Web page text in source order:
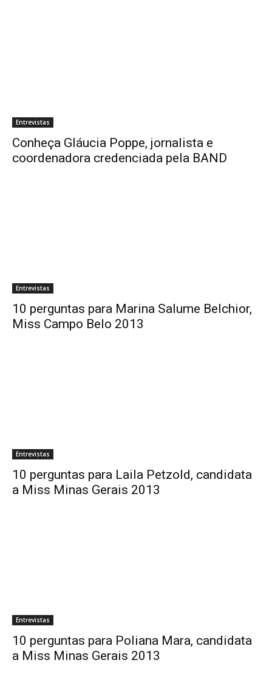
Entrevistas
Conheça Gláucia Poppe, jornalista e
coordenadora credenciada pela BAND
Entrevistas
10 perguntas para Marina Salume Belchior,
Miss Campo Belo 2013
Entrevistas
10 perguntas para Laila Petzold, candidata
a Miss Minas Gerais 2013
Entrevistas
10 perguntas para Poliana Mara, candidata
a Miss Minas Gerais 2013